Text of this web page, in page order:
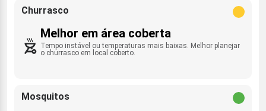
Churrasco
Melhor em área coberta
Tempo instável ou temperaturas mais baixas. Melhor planejar
o churrasco em local coberto.
Mosquitos